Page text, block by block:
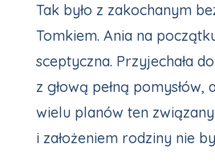
Tak było z zakochanym
Tomkiem. Ania na
sceptyczna. Przyjechała
z głową pełną
wielu planów ten związany
i założeniem rodziny nie